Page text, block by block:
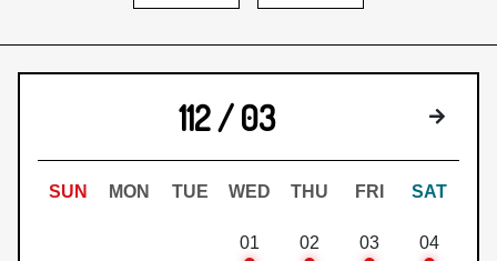
112 / 03 下個月
SUN MON TUE WED THU FRI SAT
01 02 03 04